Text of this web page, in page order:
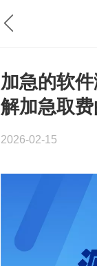
加急的软
解加急取
2026-02-15